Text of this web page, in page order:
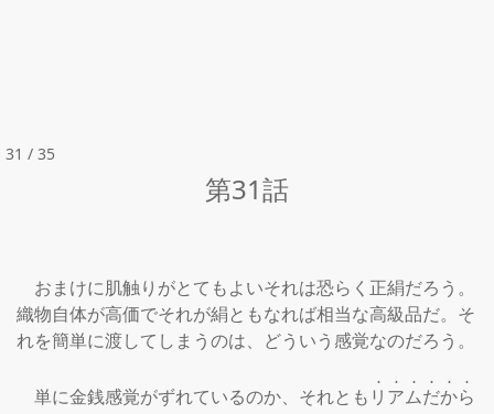
31 / 35
第31話
おまけに肌触りがとてもよいそれは恐らく正絹だろう。
織物自体が高価でそれが絹ともなれば相当な高級品だ。そ
れを簡単に渡してしまうのは、どういう感覚なのだろう。
単に金銭感覚がずれているのか、それとも リ アムだから